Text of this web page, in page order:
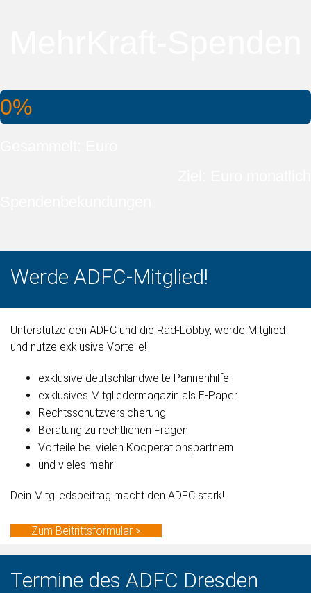
0%
Werde ADFC-Mitglied!
Unterstütze den ADFC und die Rad-Lobby, werde Mitglied
und nutze exklusive Vorteile!
exklusive deutschlandweite Pannenhilfe
exklusives Mitgliedermagazin als E-Paper
Rechtsschutzversicherung
Beratung zu rechtlichen Fragen
Vorteile bei vielen Kooperationspartnern
und vieles mehr
Dein Mitgliedsbeitrag macht den ADFC stark!
Zum Beitrittsformular >
Termine des ADFC Dresden